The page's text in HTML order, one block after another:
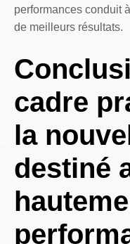
performances conduit
de meilleurs résultats.
cadre
la
destiné